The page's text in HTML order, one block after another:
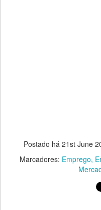
Postado há 21st June
Marcadores: Emprego